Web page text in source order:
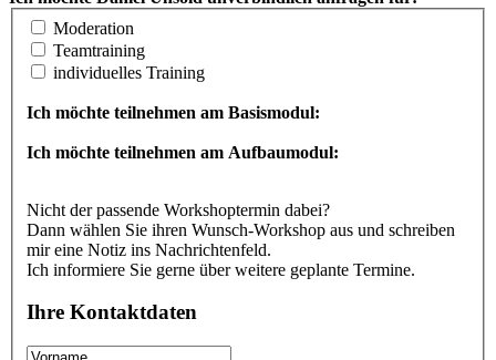
Moderation
Teamtraining
individuelles Training
Ich möchte teilnehmen am Basismodul:
Ich möchte teilnehmen am Aufbaumodul:
Nicht der passende Workshoptermin dabei?
Dann wählen Sie ihren Wunsch-Workshop aus und schreiben
mir eine Notiz ins Nachrichtenfeld.
Ich informiere Sie gerne über weitere geplante Termine.
Ihre Kontaktdaten